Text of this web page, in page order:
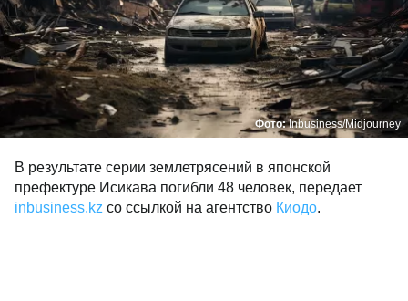
Фото:Inbusiness/Midjourney
В результате серии землетрясений в японской
префектуре Исикава погибли 48 человек, передает
inbusiness.kz со ссылкой на агентство Киодо.